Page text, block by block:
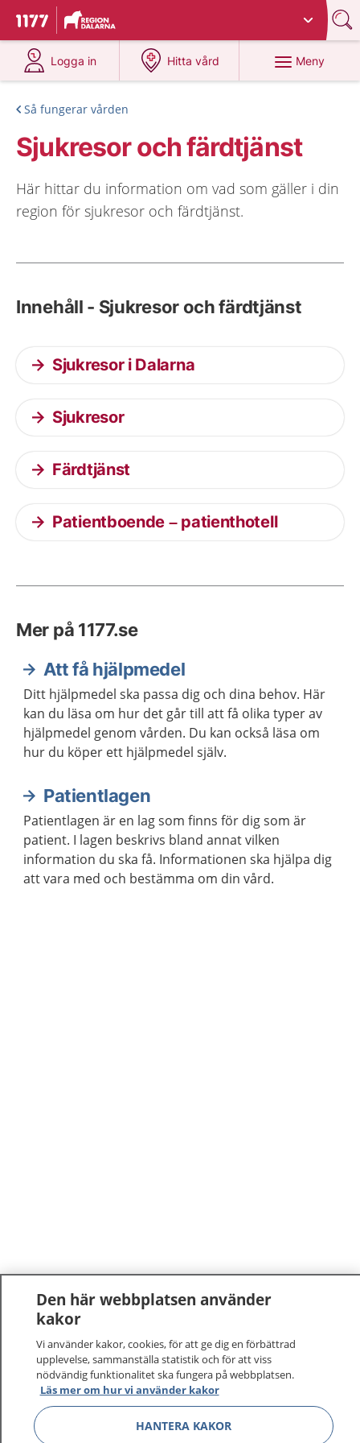
Till startsidan för 1177
Du har valt region
Logga in
på 1177.se
Hitta vård
på 1177.se
Meny
Så fungerar vården
Sjukresor och färdtjänst
Här hittar du information om vad som gäller i din
region för sjukresor och färdtjänst.
Innehåll - Sjukresor och färdtjänst
Sjukresor i Dalarna
Sjukresor
Färdtjänst
Patientboende – patienthotell
Mer på 1177.se
Att få hjälpmedel
Ditt hjälpmedel ska passa dig och dina behov. Här
kan du läsa om hur det går till att få olika typer av
hjälpmedel genom vården. Du kan också läsa om
hur du köper ett hjälpmedel själv.
Patientlagen
Patientlagen är en lag som finns för dig som är
patient. I lagen beskrivs bland annat vilken
information du ska få. Informationen ska hjälpa dig
att vara med och bestämma om din vård.
1177–tryggt om din hälsa och vård
På 1177.se får du råd om hälsa och information om
Den här webbplatsen använder
kakor
Vi använder kakor, cookies, för att ge dig en förbättrad
upplevelse, sammanställa statistik och för att viss
nödvändig funktionalitet ska fungera på webbplatsen.
Läs mer om hur vi använder kakor
HANTERA KAKOR